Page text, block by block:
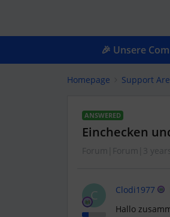
🎉 Unsere
Homepage Support
ANSWERED
Einchecken
Forum|Forum|3
C Clodi1977
Hallo